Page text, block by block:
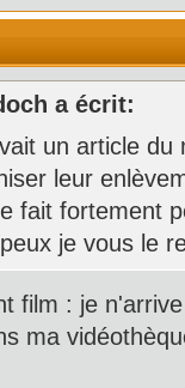
a écrit:
un article du
leur
fait fortement
je vous le
film : je
ma